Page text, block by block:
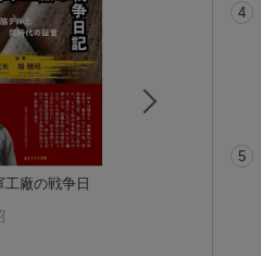
工廠の戦争日
4
5